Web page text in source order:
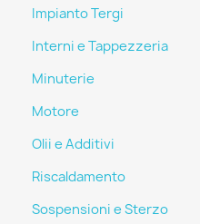
Impianto Tergi
Interni e Tappezzeria
Minuterie
Motore
Olii e Additivi
Riscaldamento
Sospensioni e Sterzo